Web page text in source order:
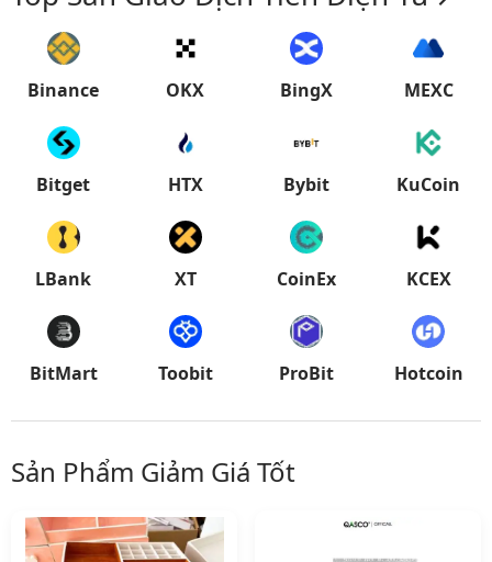
Binance OKX BingX MEXC
Bitget HTX Bybit KuCoin
LBank XT CoinEx KCEX
BitMart Toobit ProBit Hotcoin
Sản Phẩm Giảm Giá Tốt